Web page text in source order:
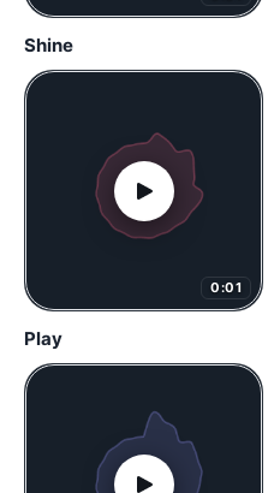
Shine
0:01
Play